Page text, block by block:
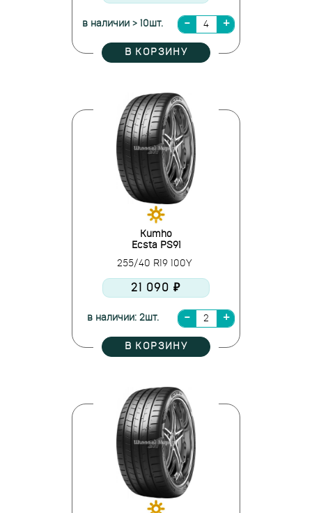
в наличии > 10шт.
В КОРЗИНУ
Kumho
Ecsta PS91
255/40 R19 100Y
21 090 ₽
в наличии: 2шт.
В КОРЗИНУ